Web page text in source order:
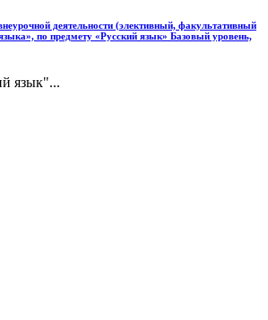
деятельности (элективный, факультативный
по предмету «Русский язык» Базовый уровень,
язык"...